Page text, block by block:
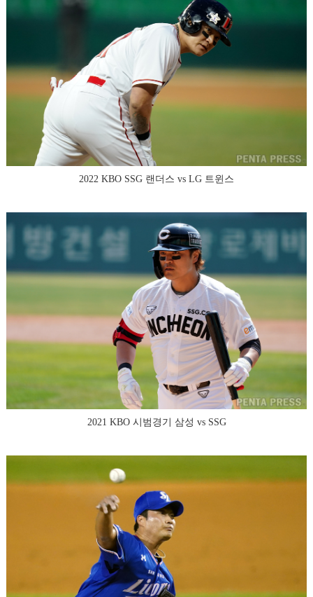
2022 KBO SSG 랜더스 vs LG 트윈스
2021 KBO 시범경기 삼성 vs SSG